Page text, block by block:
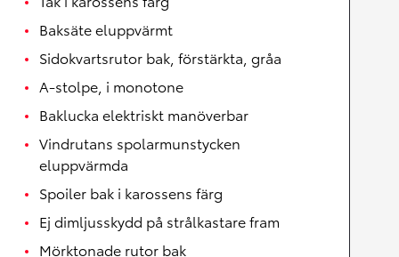
Baksäte eluppvärmt
Sidokvartsrutor bak, förstärkta, gråa
A-stolpe, i monotone
Baklucka elektriskt manöverbar
Vindrutans spolarmunstycken
eluppvärmda
Spoiler bak i karossens färg
Ej dimljusskydd på strålkastare fram
Mörktonade rutor bak